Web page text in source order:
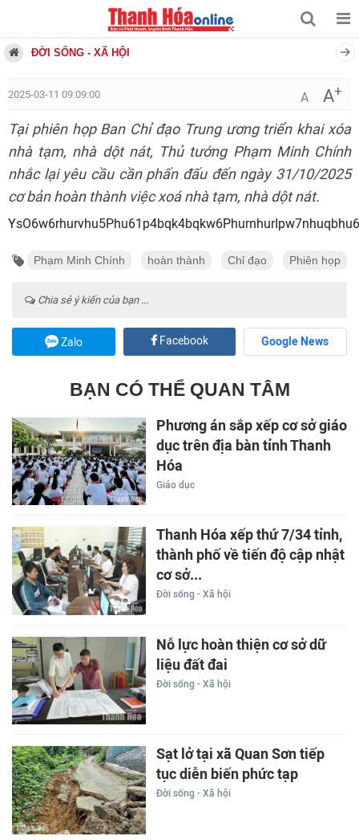
ĐỜI SỐNG - XÃ HỘI
2025-03-11 09:09:00 A A+
Tại phiên họp Ban Chỉ đạo Trung ương triển khai xóa
nhà tạm, nhà dột nát, Thủ tướng Phạm Minh Chính
nhắc lại yêu cầu cần phấn đấu đến ngày 31/10/2025
cơ bản hoàn thành việc xoá nhà tạm, nhà dột nát.
Phạm Minh Chính hoàn thành Chỉ đạo Phiên họp
Chia sẻ ý kiến của bạn ...
Zalo Facebook Google News
BẠN CÓ THỂ QUAN TÂM
Phương án sắp xếp cơ sở giáo
dục trên địa bàn tỉnh Thanh
Hóa
Giáo dục
Thanh Hóa xếp thứ 7/34 tỉnh,
thành phố về tiến độ cập nhật
cơ sở...
Đời sống - Xã hội
Nỗ lực hoàn thiện cơ sở dữ
liệu đất đai
Đời sống - Xã hội
Sạt lở tại xã Quan Sơn tiếp
tục diễn biến phức tạp
Đời sống - Xã hội